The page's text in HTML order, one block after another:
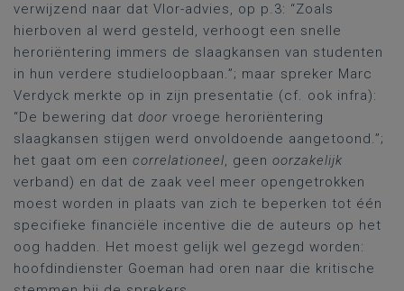
verwijzend naar dat Vlor-advies, op p.3: “Zoals
hierboven al werd gesteld, verhoogt een snelle
heroriëntering immers de slaagkansen van studenten
in hun verdere studieloopbaan.”; maar spreker Marc
Verdyck merkte op in zijn presentatie (cf. ook infra):
“De bewering dat door vroege heroriëntering
slaagkansen stijgen werd onvoldoende aangetoond.”;
het gaat om een correlationeel, geen oorzakelijk
verband) en dat de zaak veel meer opengetrokken
moest worden in plaats van zich te beperken tot één
specifieke financiële incentive die de auteurs op het
oog hadden. Het moest gelijk wel gezegd worden:
hoofdindienster Goeman had oren naar die kritische